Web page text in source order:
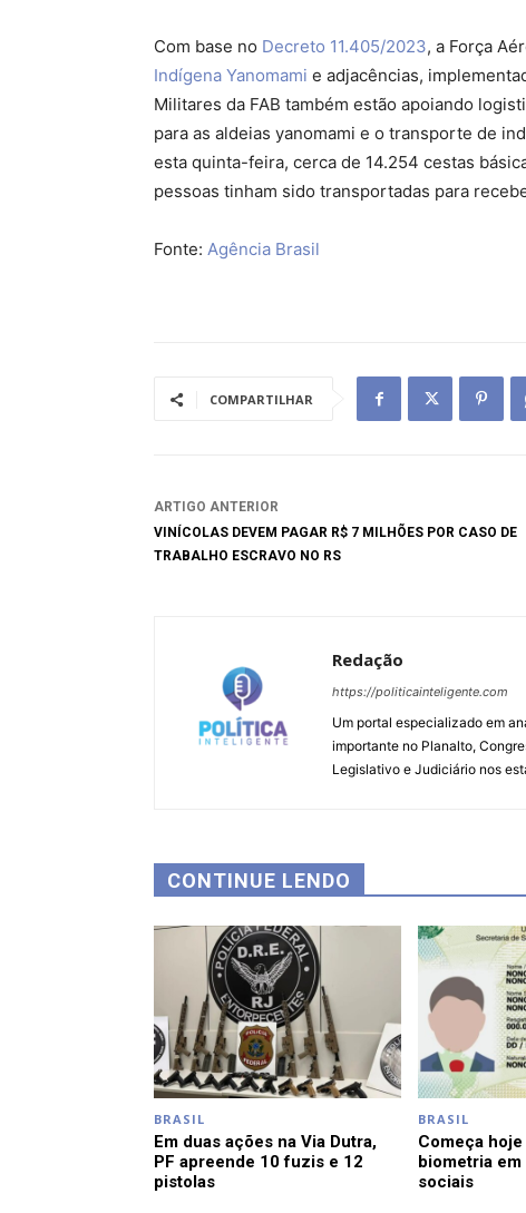
Com base no Decreto 11.405/2023, a Força
Indígena Yanomami e adjacências,
Militares da FAB também estão apoiando
para as aldeias yanomami e o transporte de
esta quinta-feira, cerca de 14.254 cestas
pessoas tinham sido transportadas para
Fonte: Agência Brasil
COMPARTILHAR
ARTIGO ANTERIOR
VINÍCOLAS DEVEM PAGAR R$ 7 MILHÕES POR CASO DE
TRABALHO ESCRAVO NO RS
Redação
https://politicainteligente.com
Um portal especializado em
importante no Planalto,
Legislativo e Judiciário nos
CONTINUE LENDO
BRASIL
Em duas ações na Via Dutra,
PF apreende 10 fuzis e 12
pistolas
BRASIL
Começa
biometria
sociais